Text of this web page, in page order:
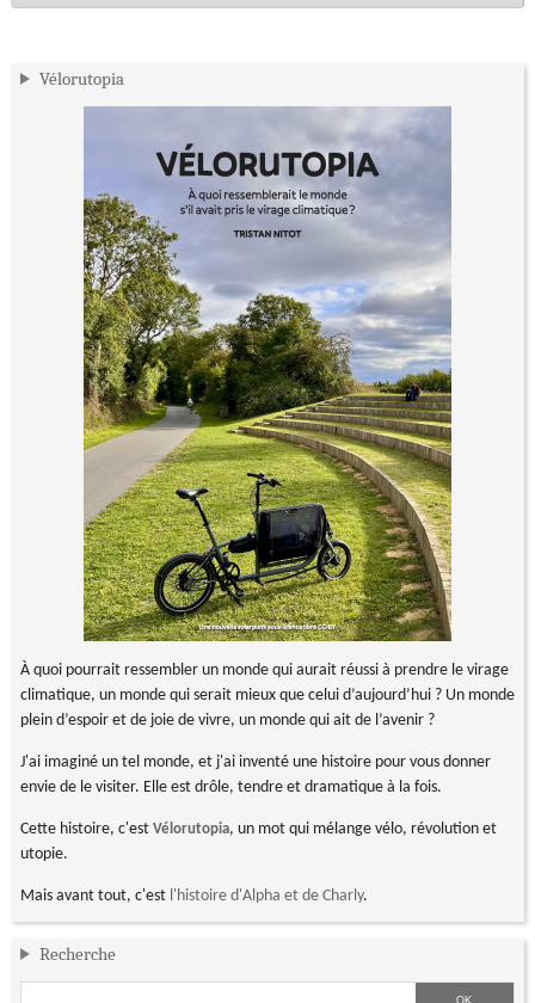
Vélorutopia
À quoi pourrait ressembler un monde qui aurait réussi à prendre le virage
climatique, un monde qui serait mieux que celui d’aujourd’hui ? Un monde
plein d’espoir et de joie de vivre, un monde qui ait de l’avenir ?
J'ai imaginé un tel monde, et j'ai inventé une histoire pour vous donner
envie de le visiter. Elle est drôle, tendre et dramatique à la fois.
Cette histoire, c'est Vélorutopia, un mot qui mélange vélo, révolution et
utopie.
Mais avant tout, c'est l'histoire d'Alpha et de Charly.
Recherche